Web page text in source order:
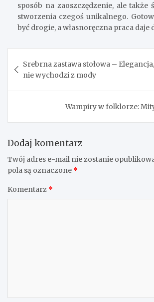
sposób na zaoszczędzenie, ale także
stworzenia czegoś unikalnego.
być drogie, a własnoręczna praca daje
wpisu
Srebrna zastawa stołowa –
nie wychodzi z mody
Wampiry w folklorze:
Dodaj komentarz
Twój adres e-mail nie zostanie
pola są oznaczone *
Komentarz *